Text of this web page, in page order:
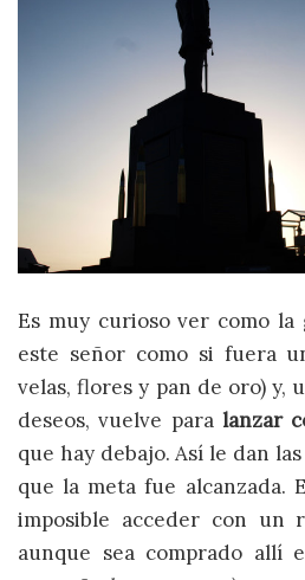
Es muy curioso ver como
este señor como si fuera
velas, flores y pan de oro) y,
deseos, vuelve para lanzar
que hay debajo. Así le dan
que la meta fue alcanzada.
imposible acceder con un
aunque sea comprado allí